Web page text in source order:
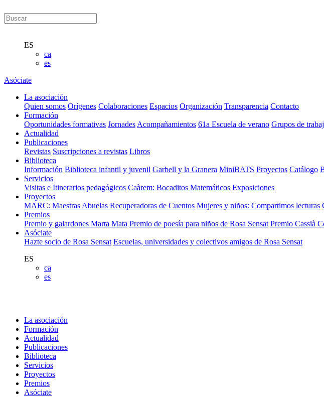
ES
ca
es
Asóciate
La asociación
Quien somos Orígenes Colaboraciones Espacios Organización Transparencia Contacto
Formación
Oportunidades formativas Jornades Acompañamientos 61a Escuela de verano Grupos de
Actualidad
Publicaciones
Revistas Suscripciones a revistas Libros
Biblioteca
Información Biblioteca infantil y juvenil Garbell y la Granera MiniBATS Proyectos Catálogo
Servicios
Visitas e Itinerarios pedagógicos Caàrem: Bocaditos Matemáticos Exposiciones
Proyectos
MARC: Maestras Abuelas Recuperadoras de Cuentos Mujeres y niños: Compartimos lecturas
Premios
Premio y galardones Marta Mata Premio de poesía para niños de Rosa Sensat Premio Cassià
Asóciate
Hazte socio de Rosa Sensat Escuelas, universidades y colectivos amigos de Rosa Sensat
ES
ca
es
La asociación
Formación
Actualidad
Publicaciones
Biblioteca
Servicios
Proyectos
Premios
Asóciate